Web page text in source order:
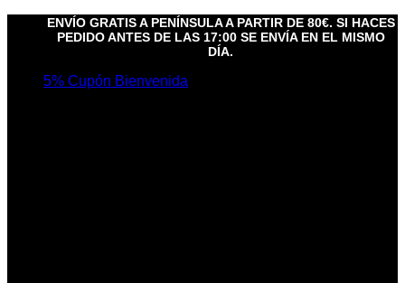
ENVÍO GRATIS A PENÍNSULA A PARTIR DE 80€. SI HACES
PEDIDO ANTES DE LAS 17:00 SE ENVÍA EN EL MISMO
DÍA.
5% Cupón Bienvenida